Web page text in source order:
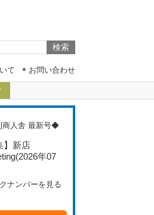
て お問い合わせ
人舎 最新号◆
】新店
(2026年07
ナンバーを見る